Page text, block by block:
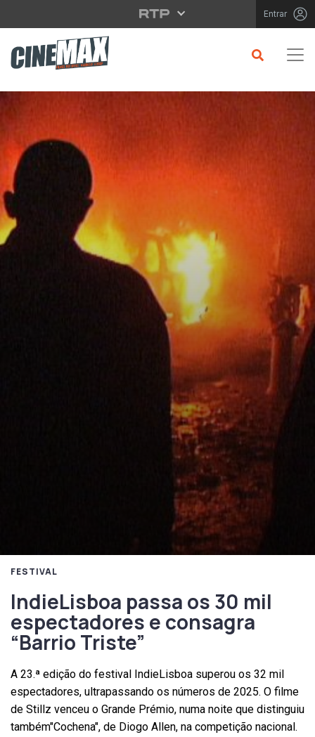
Saltar para o conteúdo principal Entrar
FESTIVAL
IndieLisboa passa os 30 mil
espectadores e consagra
“Barrio Triste”
A 23.ª edição do festival IndieLisboa superou os 32 mil
espectadores, ultrapassando os números de 2025. O filme
de Stillz venceu o Grande Prémio, numa noite que distinguiu
também"Cochena", de Diogo Allen, na competição nacional.